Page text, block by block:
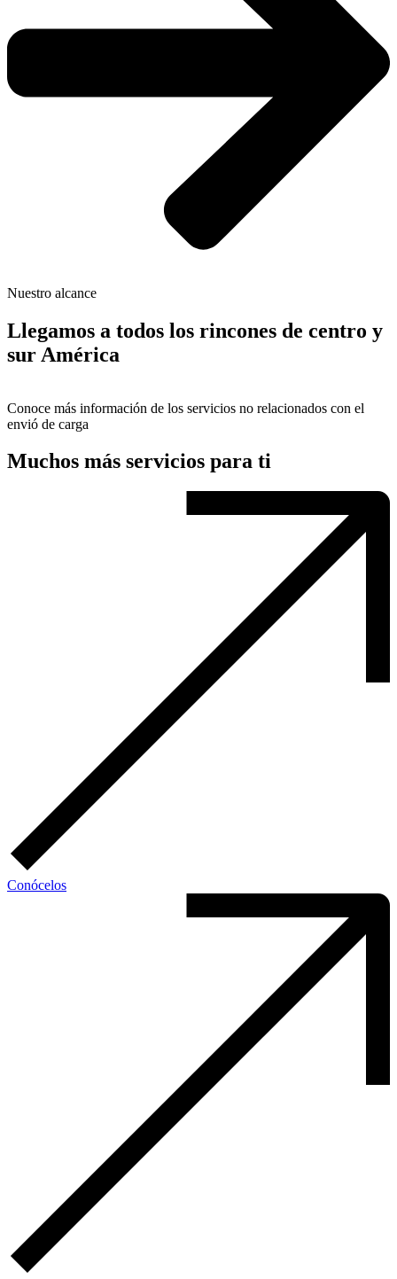
Nuestro alcance
Llegamos a todos los rincones de centro y
sur América
Conoce más información de los servicios no relacionados con el
envió de carga
Muchos más servicios para ti
Conócelos